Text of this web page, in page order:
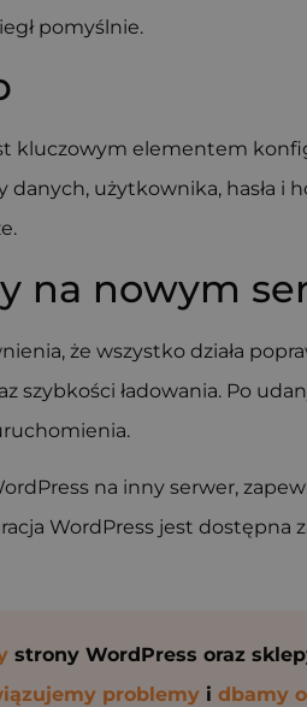
pomyślnie.
kluczowym elementem
użytkownika, hasła i
na nowym
że wszystko działa
szybkości ładowania. Po
na inny serwer,
WordPress jest dostępna
strony WordPress oraz
problemy idbamy